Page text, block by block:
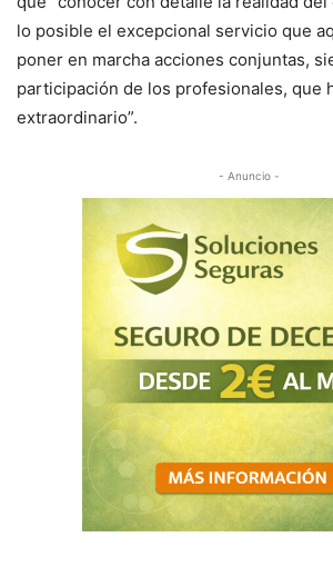
lo posible el excepcional servicio que
poner en marcha acciones conjuntas,
participación de los profesionales, que
extraordinario”.
- Anuncio -